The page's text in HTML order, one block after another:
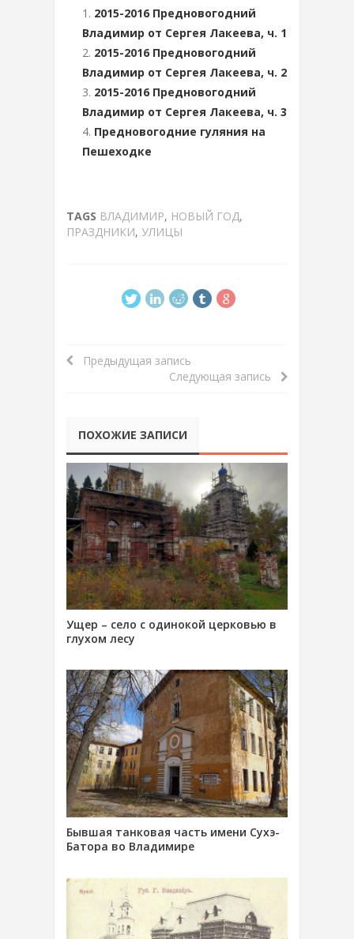
2015-2016 Предновогодний
Владимир от Сергея Лакеева, ч. 1
2015-2016 Предновогодний
Владимир от Сергея Лакеева, ч. 2
2015-2016 Предновогодний
Владимир от Сергея Лакеева, ч. 3
Предновогодние гуляния на
Пешеходке
TAGS ВЛАДИМИР, НОВЫЙ ГОД,
ПРАЗДНИКИ, УЛИЦЫ
Предыдущая запись
Следующая запись
ПОХОЖИЕ ЗАПИСИ
Ущер – село с одинокой церковью в
глухом лесу
Бывшая танковая часть имени Сухэ-
Батора во Владимире